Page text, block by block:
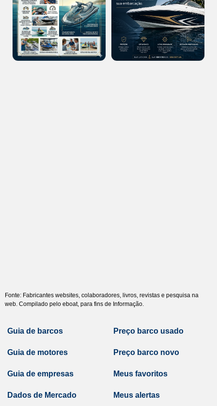
Fonte: Fabricantes websites, colaboradores, livros, revistas e pesquisa na
web. Compilado pelo eboat, para fins de Informação.
Guia de barcos
Guia de motores
Guia de empresas
Dados de Mercado
Preço barco usado
Preço barco novo
Meus favoritos
Meus alertas